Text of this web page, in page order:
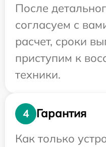
После
согласуем с
расчет, сроки
приступим к
техники.
4
Гарантия
Как только